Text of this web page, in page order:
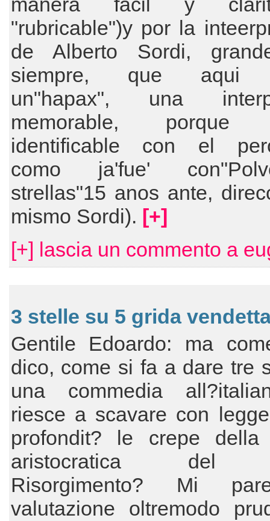
"rubricable")y por la
de Alberto Sordi,
siempre, que aqui
un"hapax", una
memorable, porque
identificable con el
como ja'fue'
strellas"15 anos ante,
mismo Sordi). [+]
[+] lascia un commento a
3 stelle su 5 grida
Gentile Edoardo: ma
dico, come si fa a dare tre
una commedia
riesce a scavare con
profondit? le crepe della
aristocratica del
Risorgimento? Mi
valutazione oltremodo